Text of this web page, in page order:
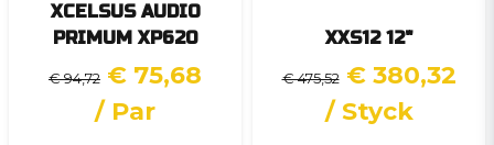
XCELSUS AUDIO
PRIMUM XP620
€ 94,72 € 75,68
/ Par
XXS12 12"
€ 475,52 € 380,32
/ Styck